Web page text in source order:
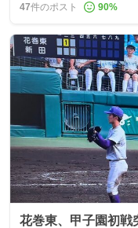
47件のポスト 90%
花巻東、甲子園初